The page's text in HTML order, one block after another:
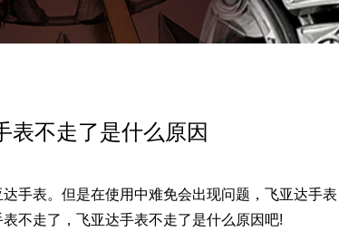
表不走了是什么原因
手表。但是在使用中难免会出现问题，飞亚达手表
不走了，飞亚达手表不走了是什么原因吧!